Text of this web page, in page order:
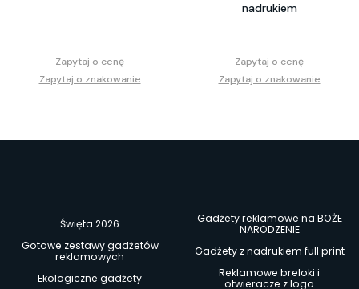
Zapytaj o cenę
Zapytaj o znakowanie
nadrukiem
Zapytaj o cenę
Zapytaj o znakowanie
Święta 2026
Gadżety reklamowe na BOŻE
NARODZENIE
Gotowe zestawy gadżetów
reklamowych
Gadżety z nadrukiem full print
Ekologiczne gadżety
Reklamowe breloki i
otwieracze z logo